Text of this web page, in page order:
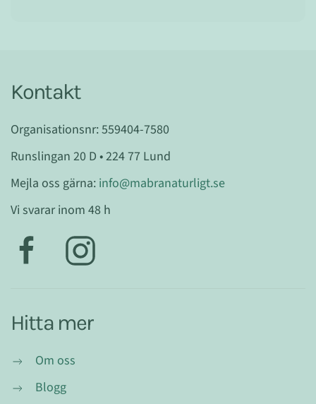
Kontakt
Organisationsnr: 559404-7580
Runslingan 20 D • 224 77 Lund
Mejla oss gärna: info@mabranaturligt.se
Vi svarar inom 48 h
Hitta mer
Om oss
Blogg